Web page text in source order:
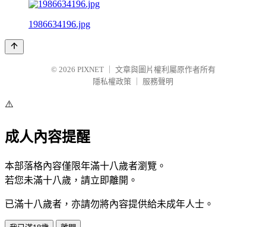
1986634196.jpg
© 2026 PIXNET
文章與圖片權利屬原作者所有
隱私權政策
服務聲明
⚠️
成人內容提醒
本部落格內容僅限年滿十八歲者瀏覽。
若您未滿十八歲，請立即離開。
已滿十八歲者，亦請勿將內容提供給未成年人士。